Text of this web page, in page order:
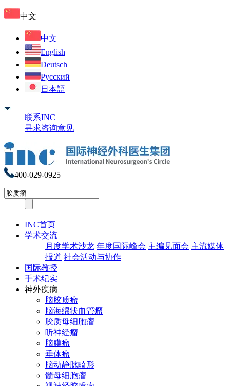
中文
中文
English
Deutsch
Русский
日本語
联系INC
寻求咨询意见
400-029-0925
INC首页
学术交流
月度学术沙龙 年度国际峰会 主编见面会 主流媒体
报道 社会活动与协作
国际教授
手术纪实
神外疾病
脑胶质瘤
脑海绵状血管瘤
胶质母细胞瘤
听神经瘤
脑膜瘤
垂体瘤
脑动静脉畸形
髓母细胞瘤